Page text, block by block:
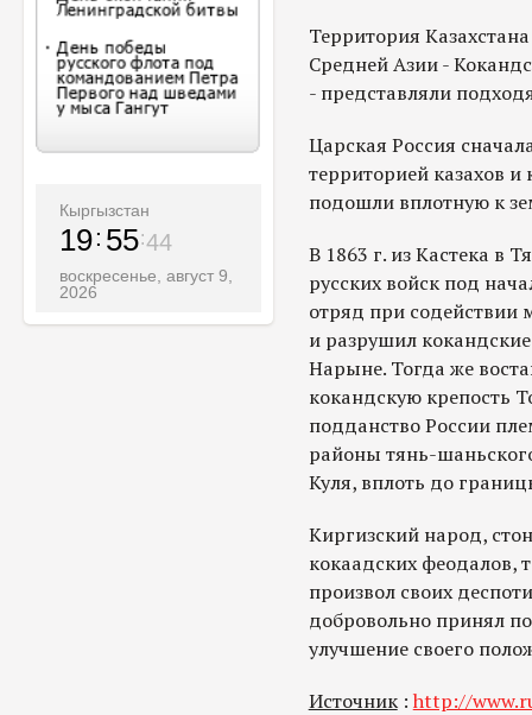
Кыргызстан
19 55 46
воскресенье, август 9,
2026
Территория
Средней Азии -
- представляли
Царская Россия
территорией казахов
подошли вплотную к
В 1863 г. из Кастека в
русских войск под
отряд при содействии
и разрушил
Нарыне. Тогда же
кокандскую крепость
подданство России
районы тянь-
Куля, вплоть до
Киргизский народ,
кокаадских феодалов,
произвол своих
добровольно принял
улучшение своего
Источник: http://